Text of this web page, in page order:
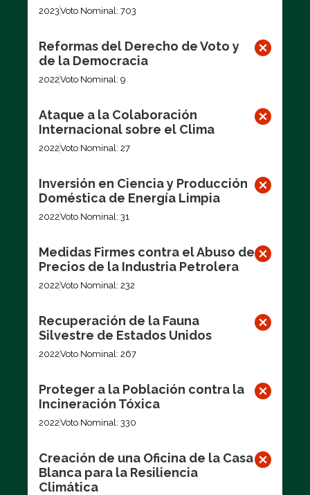
2023Voto Nominal: 703
Reformas del Derecho de Voto y
de la Democracia
2022Voto Nominal: 9
Ataque a la Colaboración
Internacional sobre el Clima
2022Voto Nominal: 27
Inversión en Ciencia y Producción
Doméstica de Energía Limpia
2022Voto Nominal: 31
Medidas Firmes contra el Abuso de
Precios de la Industria Petrolera
2022Voto Nominal: 232
Recuperación de la Fauna
Silvestre de Estados Unidos
2022Voto Nominal: 267
Proteger a la Población contra la
Incineración Tóxica
2022Voto Nominal: 330
Creación de una Oficina de la Casa
Blanca para la Resiliencia
Climática